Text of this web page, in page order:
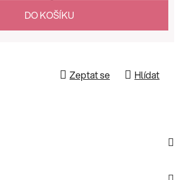
DO KOŠÍKU
Zeptat se Hlídat